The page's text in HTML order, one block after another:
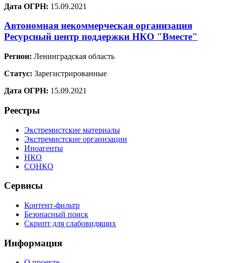
Дата ОГРН: 15.09.2021
Автономная некоммерческая организация
Ресурсный центр поддержки НКО "Вместе"
Регион: Ленинградская область
Статус: Зарегистрированные
Дата ОГРН: 15.09.2021
Реестры
Экстремистские материалы
Экстремистские организации
Иноагенты
НКО
СОНКО
Сервисы
Контент-фильтр
Безопасный поиск
Скрипт для слабовидящих
Информация